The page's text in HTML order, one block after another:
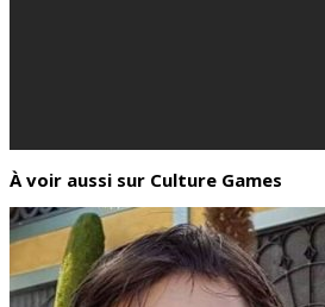
À voir aussi sur Culture Games